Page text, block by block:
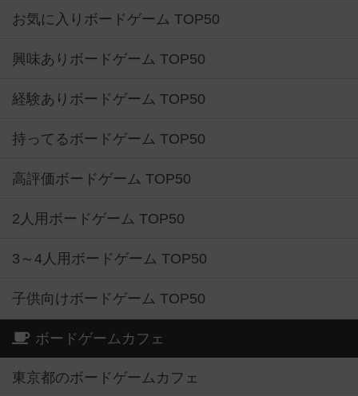
お気に入りボードゲーム TOP50
興味ありボードゲーム TOP50
経験ありボードゲーム TOP50
持ってるボードゲーム TOP50
高評価ボードゲーム TOP50
2人用ボードゲーム TOP50
3～4人用ボードゲーム TOP50
子供向けボードゲーム TOP50
ボードゲームカフェ
東京都のボードゲームカフェ